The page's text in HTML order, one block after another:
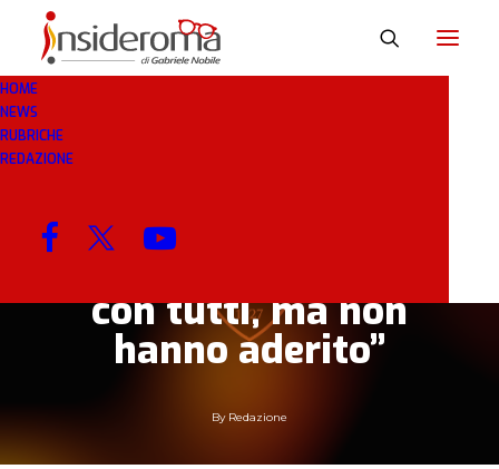
HOME
NEWS
RUBRICHE
REDAZIONE
8 MAR 2020
Sport: “Partite in
con tutti, ma non
hanno aderito”
By Redazione